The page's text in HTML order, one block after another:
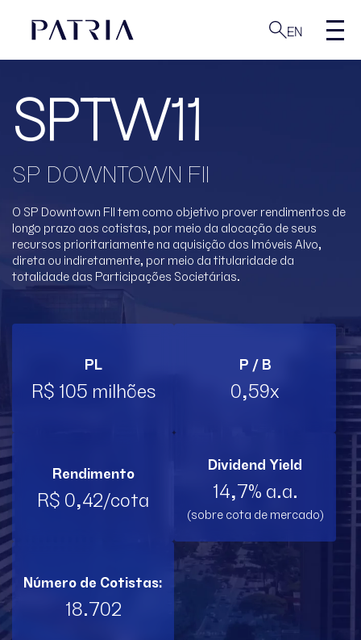
EN
SPTW11
SP DOWNTOWN FII
O SP Downtown FII tem como objetivo prover rendimentos de
longo prazo aos cotistas, por meio da alocação de seus
recursos prioritariamente na aquisição dos Imóveis Alvo,
direta ou indiretamente, por meio da titularidade da
totalidade das Participações Societárias.
PL
R$ 105 milhões
P / B
0,59x
Rendimento
R$ 0,42/cota
Dividend Yield
14,7% a.a.
(sobre cota de mercado)
Número de Cotistas:
18.702